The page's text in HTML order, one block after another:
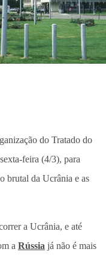
do Tratado do
feira (4/3), para
brutal da Ucrânia e as
a Ucrânia, e até
a Rússia já não é mais